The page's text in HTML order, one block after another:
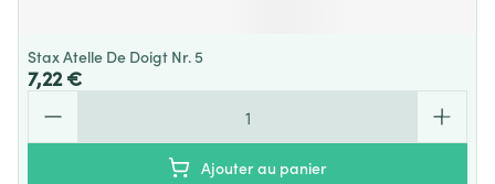
Stax Atelle De Doigt Nr. 5
7,22 €
Ajouter au panier